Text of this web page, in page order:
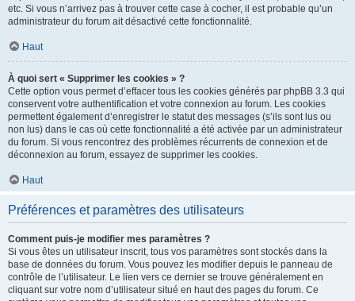
etc. Si vous n’arrivez pas à trouver cette case à cocher, il est probable qu’un
administrateur du forum ait désactivé cette fonctionnalité.
Haut
À quoi sert « Supprimer les cookies » ?
Cette option vous permet d’effacer tous les cookies générés par phpBB 3.3 qui
conservent votre authentification et votre connexion au forum. Les cookies
permettent également d’enregistrer le statut des messages (s’ils sont lus ou
non lus) dans le cas où cette fonctionnalité a été activée par un administrateur
du forum. Si vous rencontrez des problèmes récurrents de connexion et de
déconnexion au forum, essayez de supprimer les cookies.
Haut
Préférences et paramètres des utilisateurs
Comment puis-je modifier mes paramètres ?
Si vous êtes un utilisateur inscrit, tous vos paramètres sont stockés dans la
base de données du forum. Vous pouvez les modifier depuis le panneau de
contrôle de l’utilisateur. Le lien vers ce dernier se trouve généralement en
cliquant sur votre nom d’utilisateur situé en haut des pages du forum. Ce